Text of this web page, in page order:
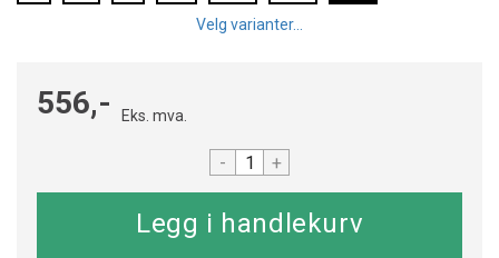
Velg varianter...
Eks. mva.
556,-
- +